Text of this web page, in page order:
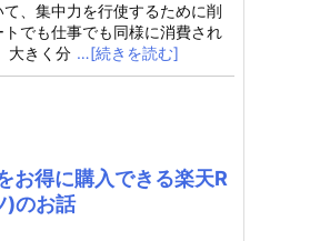
、集中力を行使するために削
でも仕事でも同様に消費され
大きく分 …[続きを読む]
得に購入できる楽天R
)のお話